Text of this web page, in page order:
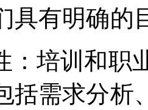
具有明确的
培训和职
括需求分析